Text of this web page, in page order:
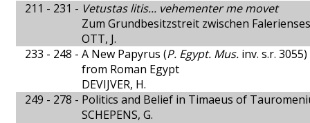
211 - 231 - Vetustas litis... vehementer me movet
Zum Grundbesitzstreit zwischen
OTT, J.
233 - 248 - A New Papyrus (P. Egypt. Mus. inv. s.r.
from Roman Egypt
DEVIJVER, H.
249 - 278 - Politics and Belief in Timaeus of
SCHEPENS, G.